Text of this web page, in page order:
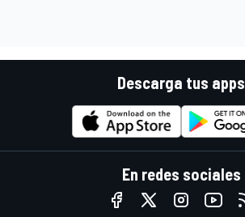
Descarga tus apps
En redes sociales